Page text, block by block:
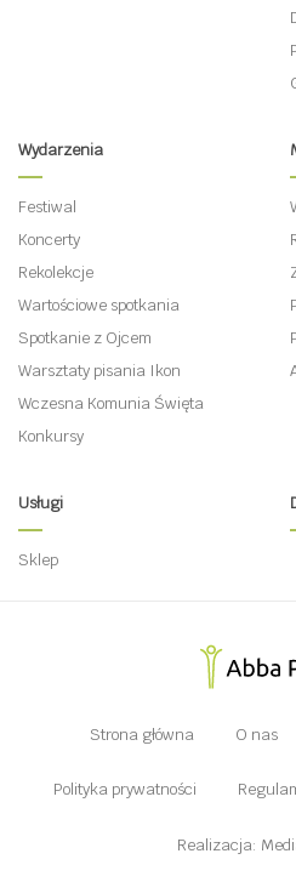
Wydarzenia
Festiwal
Koncerty
Rekolekcje
Wartościowe spotkania
Spotkanie z Ojcem
Warsztaty pisania Ikon
Wczesna Komunia Święta
Konkursy
Usługi
Sklep
Strona główna O nas
Polityka prywatności
Realizacja: